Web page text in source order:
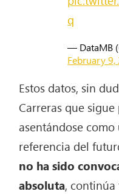
q
— DataMB
February 9,
Estos datos, sin
Carreras que
asentándose
referencia del
no ha sido
absoluta,